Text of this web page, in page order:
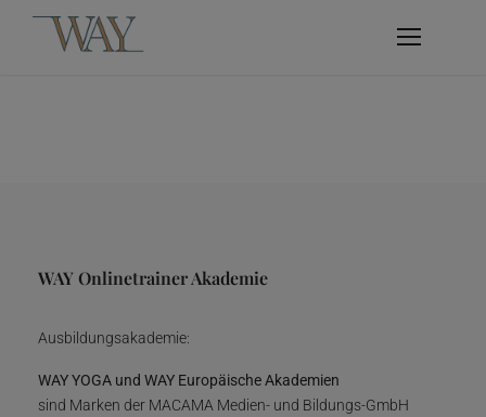
WAY Onlinetrainer Akademie
Ausbildungsakademie:
WAY YOGA und WAY Europäische Akademien
sind Marken der MACAMA Medien- und Bildungs-GmbH